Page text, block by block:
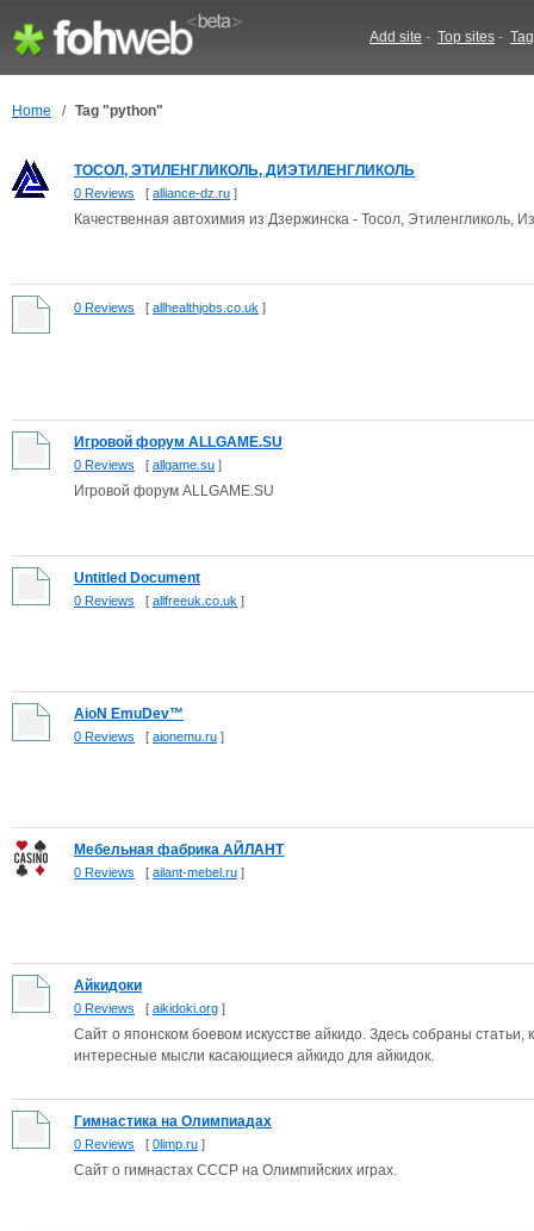
Add site - Top sites -
Home / Tag "python"
ТОСОЛ, ЭТИЛЕНГЛИКОЛЬ, ДИЭТИЛЕНГЛИКОЛЬ
0 Reviews [ alliance-dz.ru ]
Качественная автохимия из Дзержинска - Тосол, Этиленгликоль,
0 Reviews [ allhealthjobs.co.uk ]
Игровой форум ALLGAME.SU
0 Reviews [ allgame.su ]
Игровой форум ALLGAME.SU
Untitled Document
0 Reviews [ allfreeuk.co.uk ]
AioN EmuDev™
0 Reviews [ aionemu.ru ]
Мебельная фабрика АЙЛАНТ
0 Reviews [ ailant-mebel.ru ]
Айкидоки
0 Reviews [ aikidoki.org ]
Сайт о японском боевом искусстве айкидо. Здесь собраны
интересные мысли касающиеся айкидо для айкидок.
Гимнастика на Олимпиадах
0 Reviews [ 0limp.ru ]
Сайт о гимнастах СССР на Олимпийских играх.